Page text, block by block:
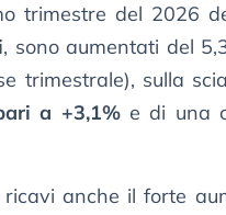
trimestre del 2026
, sono aumentati del
trimestrale), sulla
a +3,1%e di una
anche il forte